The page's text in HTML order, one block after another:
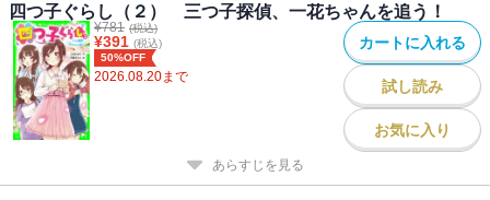
四つ子ぐらし（２） 三つ子探偵、一花ちゃんを追う！
¥781 (税込)
¥391 (税込)
50%OFF
2026.08.20まで
カートに入れる
試し読み
お気に入り
あらすじを見る